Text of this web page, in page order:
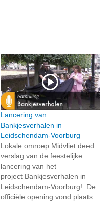
Lancering van
Bankjesverhalen in
Leidschendam-Voorburg
Lokale omroep Midvliet deed
verslag van de feestelijke
lancering van het
project Bankjesverhalen in
Leidschendam-Voorburg! De
officiële opening vond plaats